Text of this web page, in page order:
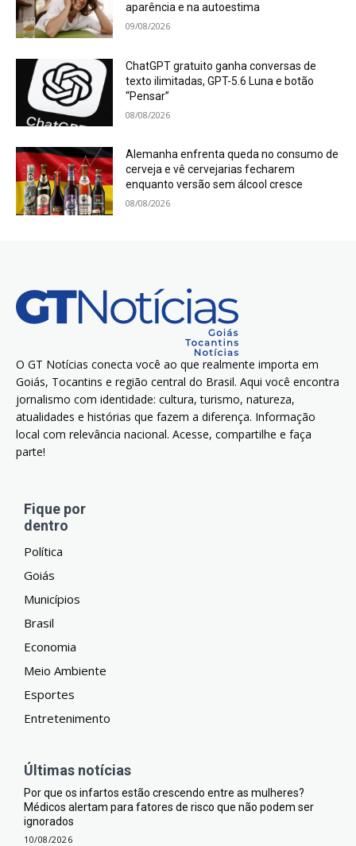
aparência e na autoestima
09/08/2026
ChatGPT gratuito ganha conversas de
texto ilimitadas, GPT-5.6 Luna e botão
“Pensar”
08/08/2026
Alemanha enfrenta queda no consumo de
cerveja e vê cervejarias fecharem
enquanto versão sem álcool cresce
08/08/2026
O GT Notícias conecta você ao que realmente importa em
Goiás, Tocantins e região central do Brasil. Aqui você encontra
jornalismo com identidade: cultura, turismo, natureza,
atualidades e histórias que fazem a diferença. Informação
local com relevância nacional. Acesse, compartilhe e faça
parte!
Fique por
dentro
Política
Goiás
Municípios
Brasil
Economia
Meio Ambiente
Esportes
Entretenimento
Últimas notícias
Por que os infartos estão crescendo entre as mulheres?
Médicos alertam para fatores de risco que não podem ser
ignorados
10/08/2026